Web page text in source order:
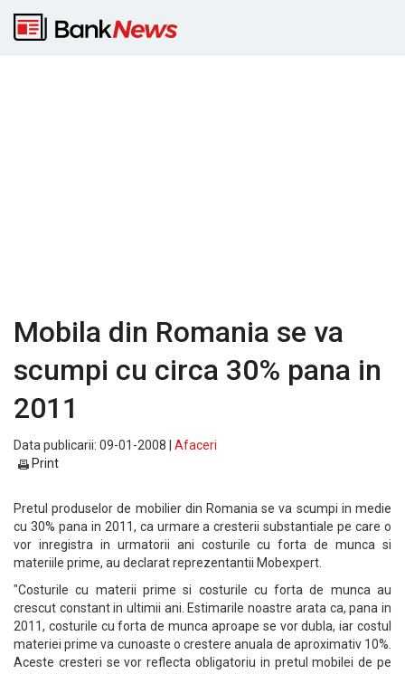
Mobila din Romania se va
scumpi cu circa 30% pana in
2011
Data publicarii: 09-01-2008 | Afaceri
Print
Pretul produselor de mobilier din Romania se va scumpi in medie
cu 30% pana in 2011, ca urmare a cresterii substantiale pe care o
vor inregistra in urmatorii ani costurile cu forta de munca si
materiile prime, au declarat reprezentantii Mobexpert.
"Costurile cu materii prime si costurile cu forta de munca au
crescut constant in ultimii ani. Estimarile noastre arata ca, pana in
2011, costurile cu forta de munca aproape se vor dubla, iar costul
materiei prime va cunoaste o crestere anuala de aproximativ 10%.
Aceste cresteri se vor reflecta obligatoriu in pretul mobilei de pe